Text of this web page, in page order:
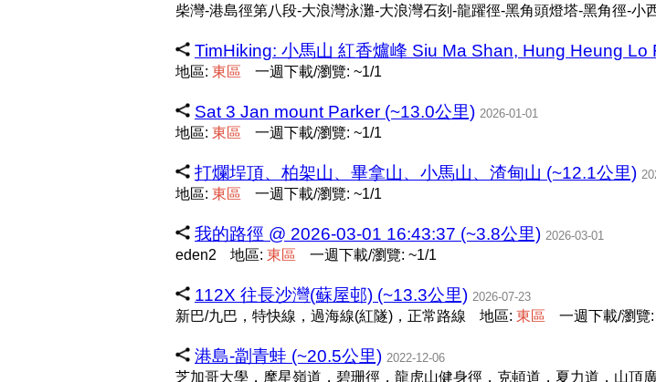
柴灣-港島徑第八段-大浪灣泳灘-大浪灣石刻-龍躍徑-黑角頭燈塔-黑角徑-小
TimHiking: 小馬山 紅香爐峰 Siu Ma Shan, Hung Heung Lo
地區: 東區 一週下載/瀏覽: ~1/1
Sat 3 Jan mount Parker (~13.0公里) 2026-01-01
地區: 東區 一週下載/瀏覽: ~1/1
打爛埕頂、柏架山、畢拿山、小馬山、渣甸山 (~12.1公里)
地區: 東區 一週下載/瀏覽: ~1/1
我的路徑 @ 2026-03-01 16:43:37 (~3.8公里) 2026-03-01
eden2 地區: 東區 一週下載/瀏覽: ~1/1
112X 往長沙灣(蘇屋邨) (~13.3公里) 2026-07-23
新巴/九巴，特快線，過海線(紅隧)，正常路線 地區: 東區 一週下載/瀏覽
港島-劏青蛙 (~20.5公里) 2022-12-06
芝加哥大學，摩星嶺道，碧珊徑，龍虎山健身徑，克頓道，夏力道，山頂